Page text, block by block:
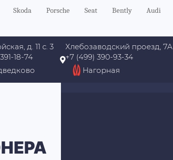
Skoda Porsche Seat Bently Audi
д. 11 с. 3
18-74
Хлебозаводский проезд, 7А
+7 (499) 390-93-34
Нагорная